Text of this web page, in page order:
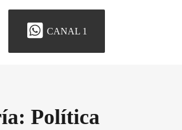
CANAL 1
Política